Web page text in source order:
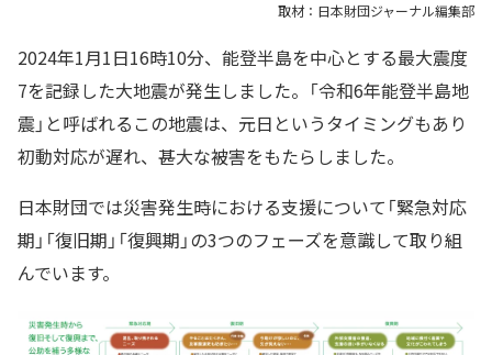
取材：日本財団ジャーナル編集部
2024年1月1日16時10分、能登半島を中心とする最大震度
7を記録した大地震が発生しました。「令和6年能登半島地
震」と呼ばれるこの地震は、元日というタイミングもあり
初動対応が遅れ、甚大な被害をもたらしました。
日本財団では災害発生時における支援について「緊急対応
期」「復旧期」「復興期」の3つのフェーズを意識して取り組
んでいます。